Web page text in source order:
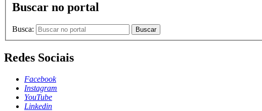
Buscar no portal
Busca: Buscar
Redes Sociais
Facebook
Instagram
YouTube
Linkedin